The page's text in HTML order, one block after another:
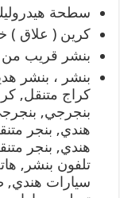
سطحة
كرين ( علاق )
بنشر قريب
بنشر ، بنشر
كراج متنقل,
بنجرجي,
هندي, بنجر
هندي, بنجر
تلفون بنشر,
سيارات هندي,